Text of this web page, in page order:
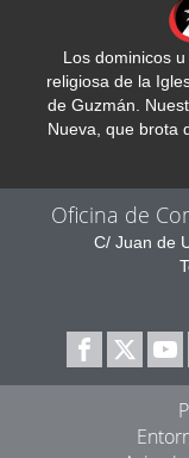
Los dominicos
religiosa de la
de Guzmán.
Nueva, que brota
Oficina de
C/ Juan de